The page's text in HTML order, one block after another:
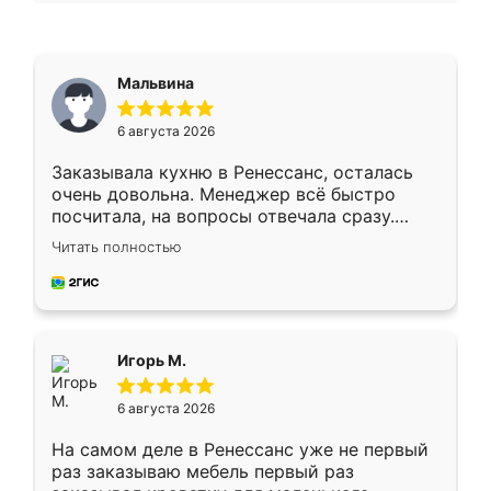
Мальвина
6 августа 2026
Заказывала кухню в Ренессанс, осталась
очень довольна. Менеджер всё быстро
посчитала, на вопросы отвечала сразу.
Замерщик приехал в субботу, подошёл к
делу со всей ответственностью. Собрали
за день, ребята работали аккуратно, даже
Читать полностью
Игорь М.
6 августа 2026
На самом деле в Ренессанс уже не первый
раз заказываю мебель первый раз